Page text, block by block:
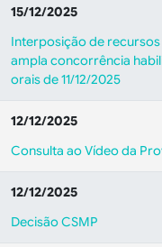
15/12/2025
Interposição de
ampla concorrência
orais de 11/12/2025
12/12/2025
Consulta ao Vídeo da
12/12/2025
Decisão CSMP